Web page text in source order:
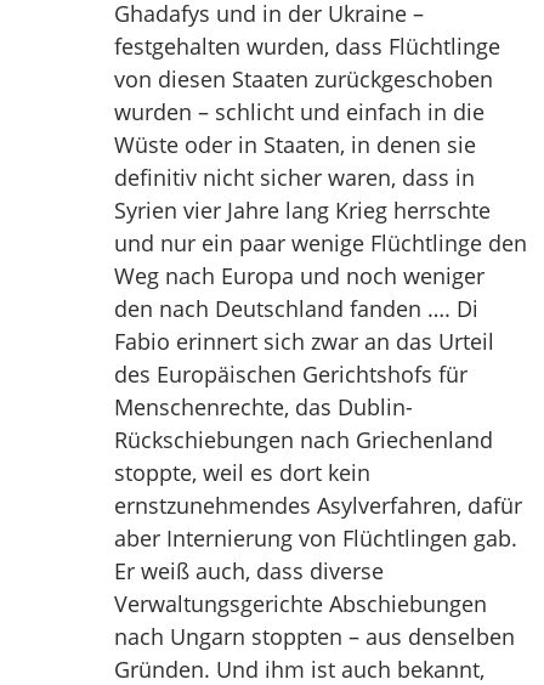
Ghadafys und in der Ukraine –
festgehalten wurden, dass Flüchtlinge
von diesen Staaten zurückgeschoben
wurden – schlicht und einfach in die
Wüste oder in Staaten, in denen sie
definitiv nicht sicher waren, dass in
Syrien vier Jahre lang Krieg herrschte
und nur ein paar wenige Flüchtlinge den
Weg nach Europa und noch weniger
den nach Deutschland fanden …. Di
Fabio erinnert sich zwar an das Urteil
des Europäischen Gerichtshofs für
Menschenrechte, das Dublin-
Rückschiebungen nach Griechenland
stoppte, weil es dort kein
ernstzunehmendes Asylverfahren, dafür
aber Internierung von Flüchtlingen gab.
Er weiß auch, dass diverse
Verwaltungsgerichte Abschiebungen
nach Ungarn stoppten – aus denselben
Gründen. Und ihm ist auch bekannt,